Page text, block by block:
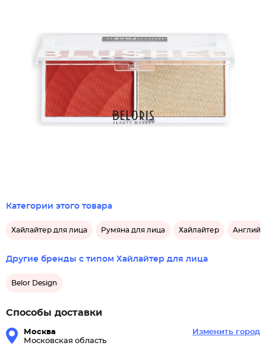
Категории этого товара
Хайлайтер для лица Румяна для лица Хайлайтер
Другие бренды с типом Хайлайтер для лица
Belor Design
Способы доставки
Москва
Московская область
Изменить город